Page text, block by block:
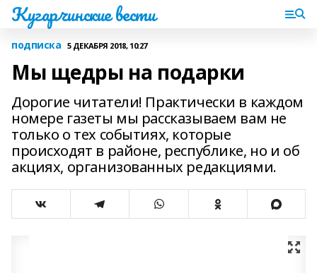
Кугарчинские вести
подписка 5 ДЕКАБРЯ 2018, 10:27
Мы щедры на подарки
Дорогие читатели! Практически в каждом
номере газеты мы рассказываем вам не
только о тех событиях, которые
происходят в районе, республике, но и об
акциях, организованных редакциями.